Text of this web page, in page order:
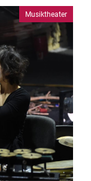
Musiktheater